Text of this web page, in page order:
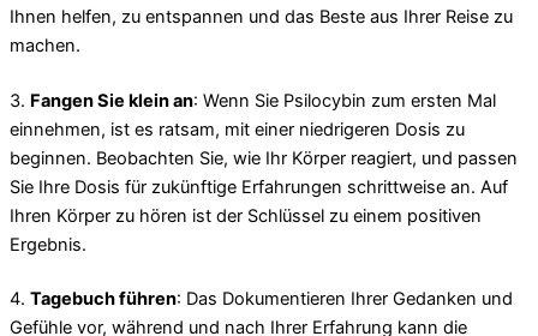
Ihnen helfen, zu entspannen und das Beste aus Ihrer Reise zu
machen.
3. Fangen Sie klein an: Wenn Sie Psilocybin zum ersten Mal
einnehmen, ist es ratsam, mit einer niedrigeren Dosis zu
beginnen. Beobachten Sie, wie Ihr Körper reagiert, und passen
Sie Ihre Dosis für zukünftige Erfahrungen schrittweise an. Auf
Ihren Körper zu hören ist der Schlüssel zu einem positiven
Ergebnis.
4. Tagebuch führen: Das Dokumentieren Ihrer Gedanken und
Gefühle vor, während und nach Ihrer Erfahrung kann die